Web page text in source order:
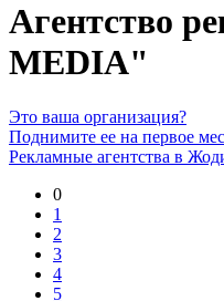
Агентство
MEDIA"
Это ваша организация?
Поднимите ее на первое
Рекламные агентства в
0
1
2
3
4
5